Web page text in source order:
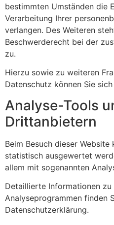
bestimmten Umständen die
Verarbeitung Ihrer
verlangen. Des Weiteren
Beschwerderecht bei der
zu.
Hierzu sowie zu weiteren
Datenschutz können Sie
Analyse-Tools
Dritt­anbietern
Beim Besuch dieser
statistisch ausgewertet
allem mit sogenannten
Detaillierte Informationen zu
Analyseprogrammen finden
Datenschutzerklärung.